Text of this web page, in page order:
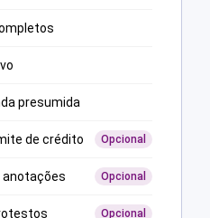
presumida
de crédito Opcional
anotações Opcional
Opcional